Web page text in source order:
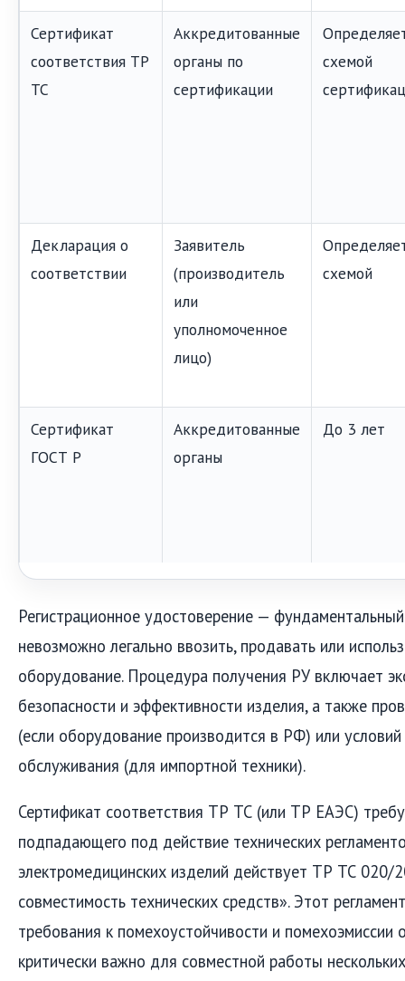
Сертификат
соответствия ТР
ТС
Аккредитованные
органы по
сертификации
схемой
Декларация о
соответствии
Заявитель
(производитель
или
уполномоченное
лицо)
схемой
Сертификат
ГОСТ Р
Аккредитованные
органы
До 3 лет
Регистрационное удостоверение —
невозможно легально ввозить, продавать или
оборудование. Процедура получения РУ включает
безопасности и эффективности изделия, а также
(если оборудование производится в РФ) или
обслуживания (для импортной техники).
Сертификат соответствия ТР ТС (или ТР ЕАЭС)
подпадающего под действие технических
электромедицинских изделий действует ТР ТС 020/
совместимость технических средств». Этот
требования к помехоустойчивости и помехоэмиссии
критически важно для совместной работы